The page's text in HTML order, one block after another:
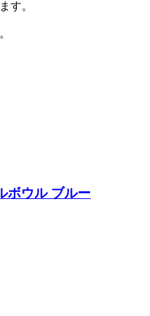
す。
ボウル ブルー